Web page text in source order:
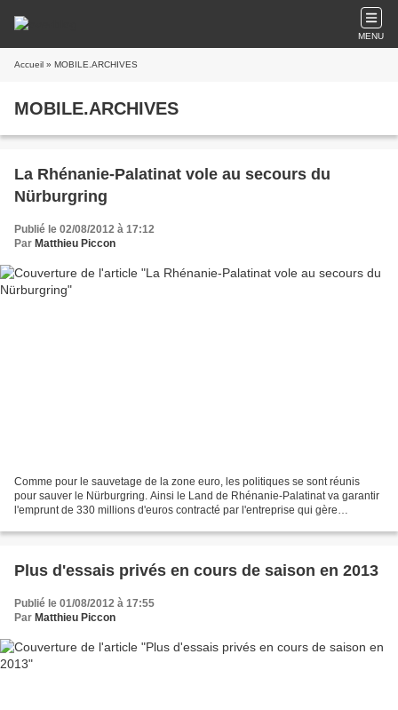
MENU
Accueil » MOBILE.ARCHIVES
MOBILE.ARCHIVES
La Rhénanie-Palatinat vole au secours du
Nürburgring
Publié le 02/08/2012 à 17:12
Par Matthieu Piccon
Comme pour le sauvetage de la zone euro, les politiques se sont réunis
pour sauver le Nürburgring. Ainsi le Land de Rhénanie-Palatinat va garantir
l'emprunt de 330 millions d'euros contracté par l'entreprise qui gère
Plus d'essais privés en cours de saison en 2013
Publié le 01/08/2012 à 17:55
Par Matthieu Piccon